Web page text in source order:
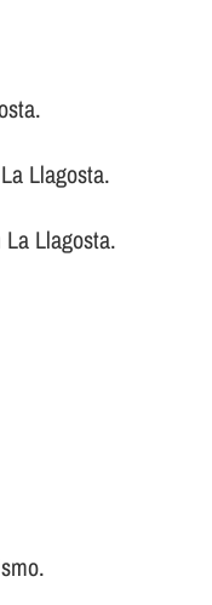
Llagosta.
Llagosta.